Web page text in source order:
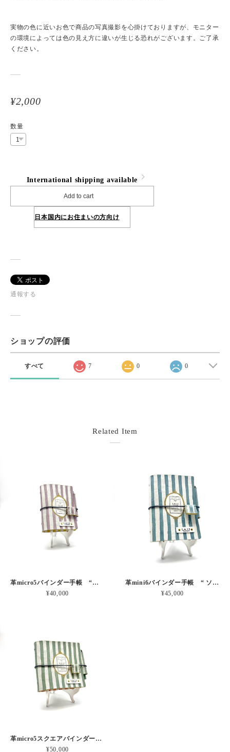
実物の色に近いお色で商品の写真撮影を心掛けておりますが、モニター
の環境によっては色の見え方に違いが生じる恐れがございます。ご了承
ください。
¥2,000
数量
International shipping available
Add to cart
日本国内にお住まいの方向け
通報する
ショップの評価
すべて 7 0 0
Related Item
革micro5バインダー手帳 “ブルーベリー・レモンシェイク 昼下がりのお茶会” 本革
¥40,000
革mini6バインダー手帳 “ ソーダ・セサミシェイク 昼下がりのお茶会” 本革
¥45,000
革micro5スクエアバインダー手帳 “ メロン・イチゴシェイク 昼下がりのお茶会” 本革
¥50,000